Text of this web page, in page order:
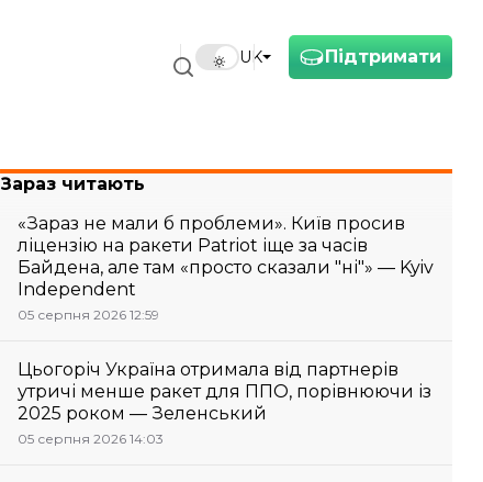
Підтримати
UK
Зараз читають
«Зараз не мали б проблеми». Київ просив
ліцензію на ракети Patriot іще за часів
Байдена, але там «просто сказали "ні"» — Kyiv
Independent
05 серпня 2026 12:59
Цьогоріч Україна отримала від партнерів
утричі менше ракет для ППО, порівнюючи із
2025 роком — Зеленський
05 серпня 2026 14:03